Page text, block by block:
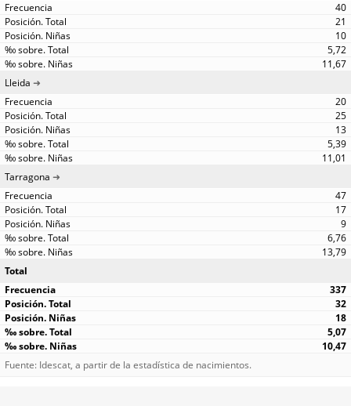
40
21
10
5,72
11,67
Lleida
20
25
13
5,39
11,01
Tarragona
47
17
9
6,76
13,79
Total
337
32
18
5,07
10,47
Fuente: Idescat, a partir de la estadística de nacimientos.